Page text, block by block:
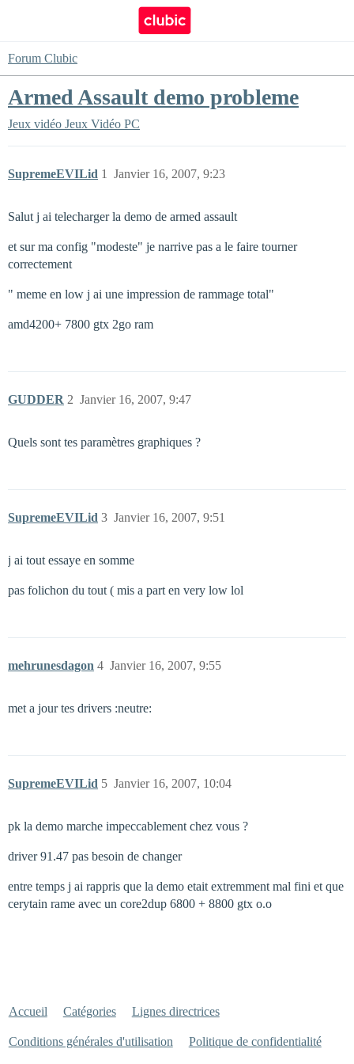
Forum Clubic
Armed Assault demo probleme
Jeux vidéo Jeux Vidéo PC
SupremeEVILid Janvier 16, 2007, 9:23
1
Salut j ai telecharger la demo de armed assault
et sur ma config "modeste" je narrive pas a le faire tourner
correctement
" meme en low j ai une impression de rammage total"
amd4200+ 7800 gtx 2go ram
GUDDER Janvier 16, 2007, 9:47
2
Quels sont tes paramètres graphiques ?
SupremeEVILid Janvier 16, 2007, 9:51
3
j ai tout essaye en somme
pas folichon du tout ( mis a part en very low lol
mehrunesdagon Janvier 16, 2007, 9:55
4
met a jour tes drivers :neutre:
SupremeEVILid Janvier 16, 2007, 10:04
5
pk la demo marche impeccablement chez vous ?
driver 91.47 pas besoin de changer
entre temps j ai rappris que la demo etait extremment mal fini et que
cerytain rame avec un core2dup 6800 + 8800 gtx o.o
Accueil Catégories Lignes directrices
Conditions générales d'utilisation Politique de confidentialité